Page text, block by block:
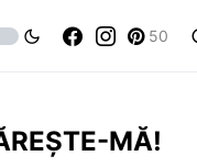
50
MĂ!